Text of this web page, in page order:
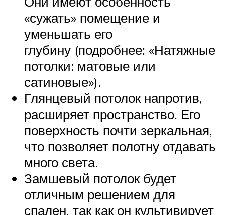
«сужать» помещение и
уменьшать его
глубину (подробнее: «Натяжные
потолки: матовые или
сатиновые»).
Глянцевый потолок напротив,
расширяет пространство. Его
поверхность почти зеркальная,
что позволяет полотну отдавать
много света.
Замшевый потолок будет
отличным решением для
спален, так как он культивирует